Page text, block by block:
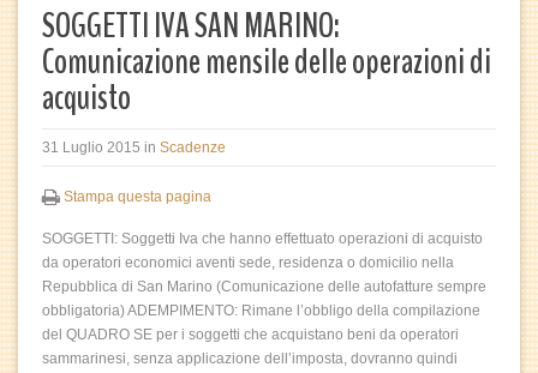
SOGGETTI IVA SAN MARINO:
Comunicazione mensile delle operazioni di
acquisto
31 Luglio 2015 in Scadenze
Stampa questa pagina
SOGGETTI: Soggetti Iva che hanno effettuato operazioni di acquisto
da operatori economici aventi sede, residenza o domicilio nella
Repubblica di San Marino (Comunicazione delle autofatture sempre
obbligatoria) ADEMPIMENTO: Rimane l’obbligo della compilazione
del QUADRO SE per i soggetti che acquistano beni da operatori
sammarinesi, senza applicazione dell’imposta, dovranno quindi